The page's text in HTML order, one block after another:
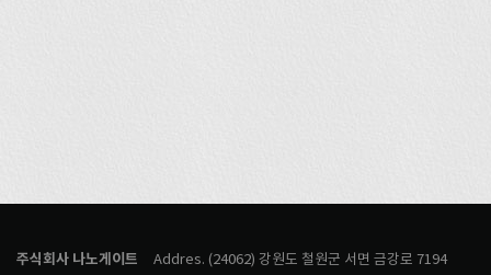
주식회사 나노게이트 Addres. (24062) 강원도 철원군 서면 금강로 7194